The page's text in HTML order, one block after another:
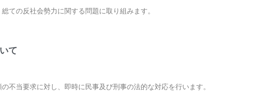
ての反社会勢力に関する問題に取り組みます。
て
不当要求に対し、即時に民事及び刑事の法的な対応を行います。